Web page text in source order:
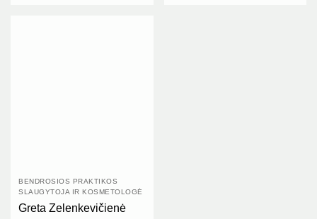
BENDROSIOS PRAKTIKOS
SLAUGYTOJA IR KOSMETOLOGĖ
Greta Zelenkevičienė